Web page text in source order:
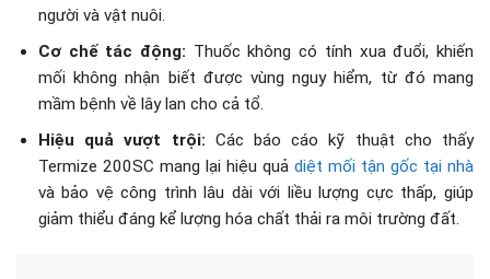
người và vật nuôi.
Cơ chế tác động: Thuốc không có tính xua đuổi, khiến
mối không nhận biết được vùng nguy hiểm, từ đó mang
mầm bệnh về lây lan cho cả tổ.
Hiệu quả vượt trội: Các báo cáo kỹ thuật cho thấy
Termize 200SC mang lại hiệu quả diệt mối tận gốc tại nhà
và bảo vệ công trình lâu dài với liều lượng cực thấp, giúp
giảm thiểu đáng kể lượng hóa chất thải ra môi trường đất.